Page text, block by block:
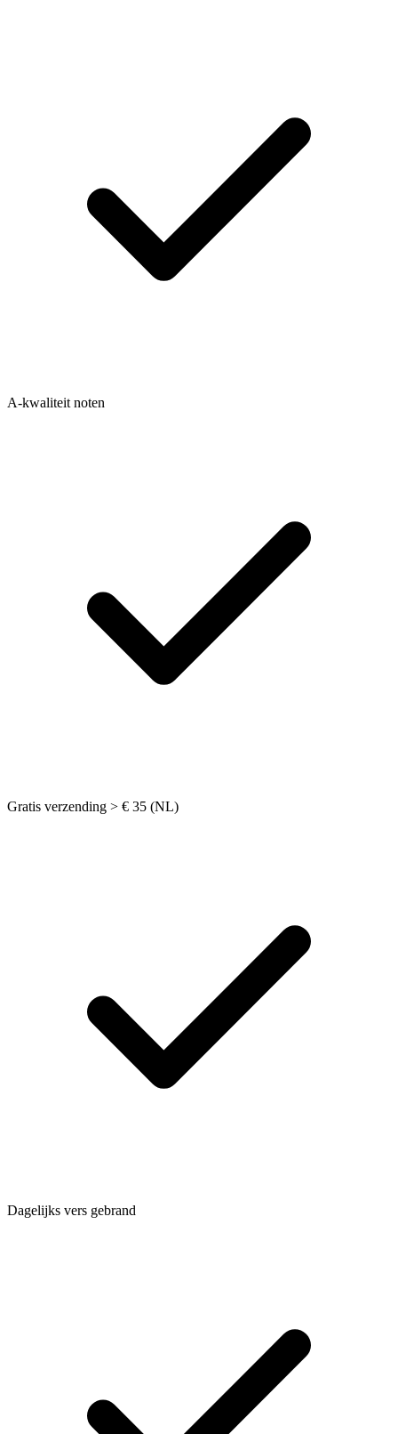
A-kwaliteit noten
Gratis verzending > € 35 (NL)
Dagelijks vers gebrand